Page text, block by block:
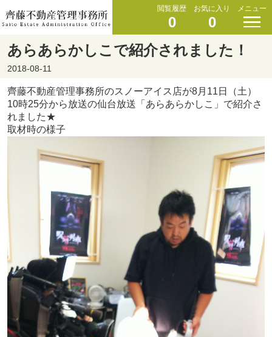
閲覧履歴
0
お気に入り
0
メニュー
あらあらかしこで紹介されました！
2018-08-11
齊藤不動産管理事務所のスノーアイス店が8月11日（土）
10時25分から放送の仙台放送「あらあらかしこ」で紹介さ
れました★
取材時の様子